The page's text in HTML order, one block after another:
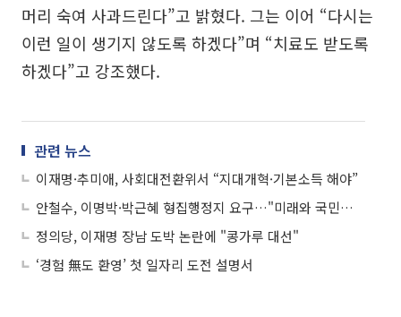
머리 숙여 사과드린다”고 밝혔다. 그는 이어 “다시는
이런 일이 생기지 않도록 하겠다”며 “치료도 받도록
하겠다”고 강조했다.
관련 뉴스
이재명·추미애, 사회대전환위서 “지대개혁·기본소득 해야”
안철수, 이명박·박근혜 형집행정지 요구…"미래와 국민통합 얘기해야"
정의당, 이재명 장남 도박 논란에 "콩가루 대선"
‘경험 無도 환영’ 첫 일자리 도전 설명서